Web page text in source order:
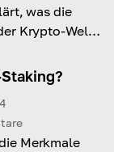
was die
Krypto-Welt
Bedeutung
Merkmale